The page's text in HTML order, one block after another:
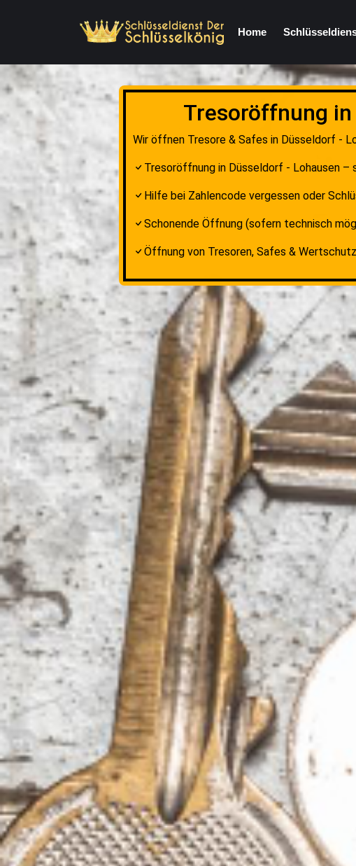
Home
Tresoröffnung
Wir öffnen Tresore & Safes in Düsseldorf -
Tresoröffnung in Düsseldorf - Lohausen –
Hilfe bei Zahlencode vergessen oder
Schonende Öffnung (sofern technisch
Öffnung von Tresoren, Safes &